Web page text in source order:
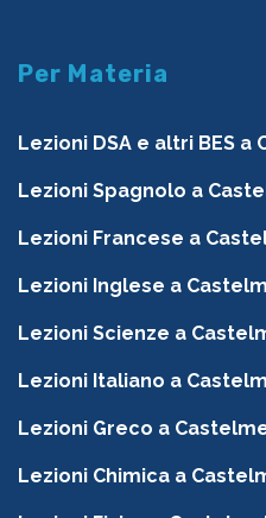
Per Materia
Lezioni DSA e altri BES a
Lezioni Spagnolo a
Lezioni Francese a
Lezioni Inglese a
Lezioni Scienze a
Lezioni Italiano a
Lezioni Greco a
Lezioni Chimica a